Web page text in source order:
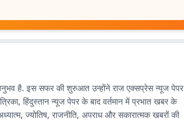
अनुभव है. इस सफर की शुरुआत उन्होंने राज एक्सप्रेस न्यूज पेपर
हिंदुस्तान न्यूज पेपर के बाद वर्तमान में प्रभात खबर के
ज्योतिष, राजनीति, अपराध और सकारात्मक खबरों की